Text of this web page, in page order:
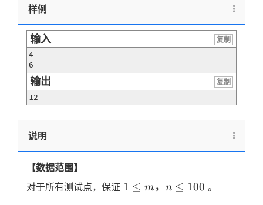
样例
输入
复制
4
6
输出
复制
12
说明
【数据范围】
对于所有测试点，保证 1
1 ≤ m， n ≤ 100 。